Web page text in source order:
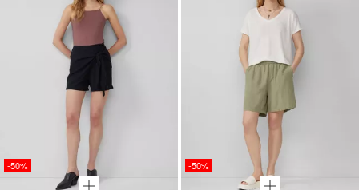
-50% -50%